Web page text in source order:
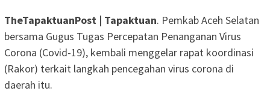
TheTapaktuanPost | Tapaktuan. Pemkab Aceh Selatan
bersama Gugus Tugas Percepatan Penanganan Virus
Corona (Covid-19), kembali menggelar rapat koordinasi
(Rakor) terkait langkah pencegahan virus corona di
daerah itu.